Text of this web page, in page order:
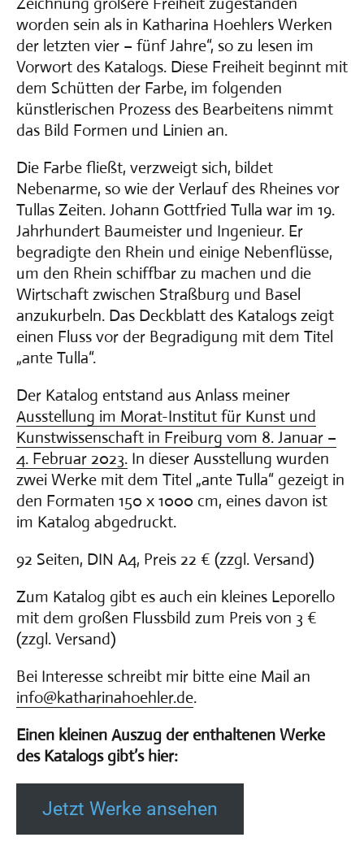
worden sein als in Katharina Hoehlers Werken
der letzten vier – fünf Jahre“, so zu lesen im
Vorwort des Katalogs. Diese Freiheit beginnt mit
dem Schütten der Farbe, im folgenden
künstlerischen Prozess des Bearbeitens nimmt
das Bild Formen und Linien an.
Die Farbe fließt, verzweigt sich, bildet
Nebenarme, so wie der Verlauf des Rheines vor
Tullas Zeiten. Johann Gottfried Tulla war im 19.
Jahrhundert Baumeister und Ingenieur. Er
begradigte den Rhein und einige Nebenflüsse,
um den Rhein schiffbar zu machen und die
Wirtschaft zwischen Straßburg und Basel
anzukurbeln. Das Deckblatt des Katalogs zeigt
einen Fluss vor der Begradigung mit dem Titel
„ante Tulla“.
Der Katalog entstand aus Anlass meiner
Ausstellung im Morat-Institut für Kunst und
Kunstwissenschaft in Freiburg vom 8. Januar –
4. Februar 2023. In dieser Ausstellung wurden
zwei Werke mit dem Titel „ante Tulla“ gezeigt in
den Formaten 150 x 1000 cm, eines davon ist
im Katalog abgedruckt.
92 Seiten, DIN A4, Preis 22 € (zzgl. Versand)
Zum Katalog gibt es auch ein kleines Leporello
mit dem großen Flussbild zum Preis von 3 €
(zzgl. Versand)
Bei Interesse schreibt mir bitte eine Mail an
info@katharinahoehler.de.
Einen kleinen Auszug der enthaltenen Werke
des Katalogs gibt’s hier:
Jetzt Werke ansehen